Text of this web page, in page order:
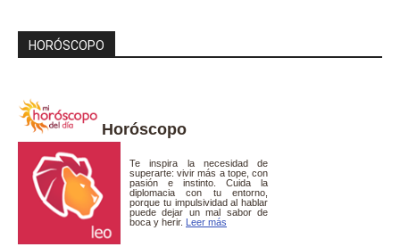
HORÓSCOPO
Horóscopo